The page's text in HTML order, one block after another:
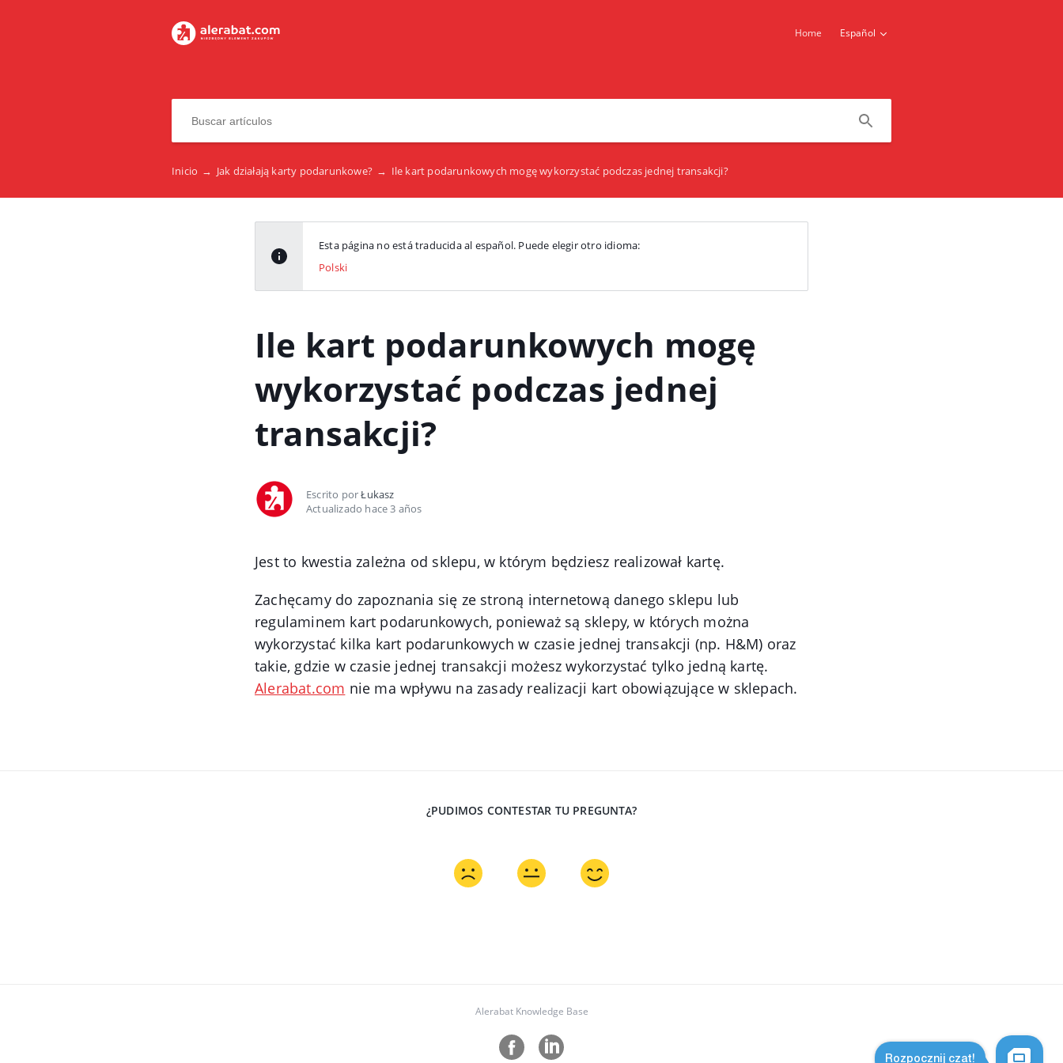
Home Español
Inicio → Jak działają karty podarunkowe? → Ile kart podarunkowych mogę wykorzystać podczas jednej transakcji?
Esta página no está traducida al español. Puede elegir otro idioma:
Polski
Ile kart podarunkowych mogę
wykorzystać podczas jednej
transakcji?
Escrito porŁukasz
Actualizado hace 3 años
Jest to kwestia zależna od sklepu, w którym będziesz realizował kartę.
Zachęcamy do zapoznania się ze stroną internetową danego sklepu lub
regulaminem kart podarunkowych, ponieważ są sklepy, w których można
wykorzystać kilka kart podarunkowych w czasie jednej transakcji (np. H&M) oraz
takie, gdzie w czasie jednej transakcji możesz wykorzystać tylko jedną kartę.
Alerabat.com nie ma wpływu na zasady realizacji kart obowiązujące w sklepach.
¿PUDIMOS CONTESTAR TU PREGUNTA?
Alerabat Knowledge Base